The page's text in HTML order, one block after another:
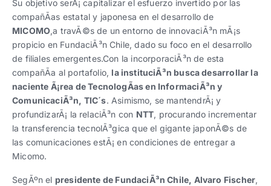
Su objetivo serÃ¡ capitalizar el esfuerzo invertido por las
compañÃ­as estatal y japonesa en el desarrollo de
MICOMO,a travÃ©s de un entorno de innovaciÃ³n mÃ¡s
propicio en FundaciÃ³n Chile, dado su foco en el desarrollo
de filiales emergentes.Con la incorporaciÃ³n de esta
compañÃ­a al portafolio, la instituciÃ³n busca desarrollar la
naciente Ã¡rea de TecnologÃ­as en InformaciÃ³n y
ComunicaciÃ³n, TIC´s. Asimismo, se mantendrÃ¡ y
profundizarÃ¡ la relaciÃ³n con NTT, procurando incrementar
la transferencia tecnolÃ³gica que el gigante japonÃ©s de
las comunicaciones estÃ¡ en condiciones de entregar a
Micomo.
SegÃºn el presidente de FundaciÃ³n Chile, Alvaro Fischer,